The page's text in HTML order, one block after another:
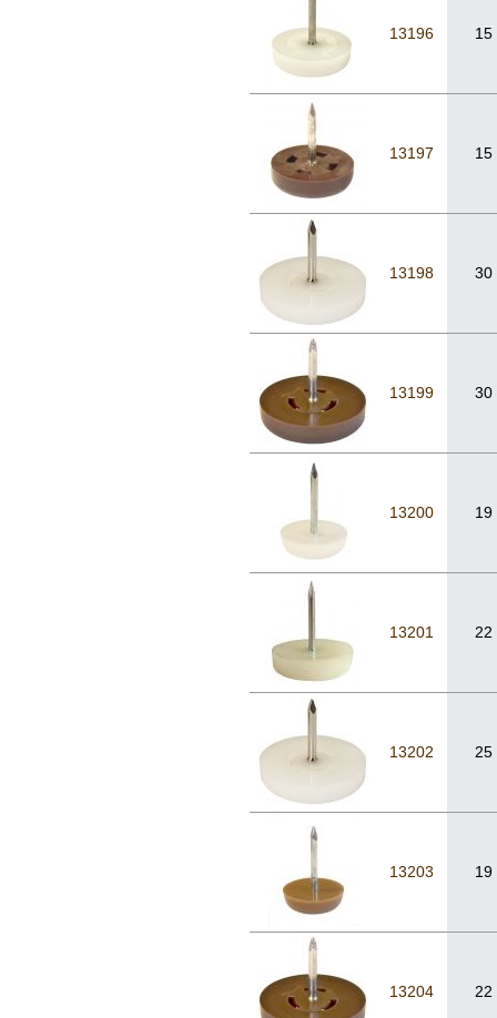
13196 15
13197 15
13198 30
13199 30
13200 19
13201 22
13202 25
13203 19
13204 22